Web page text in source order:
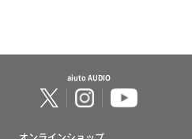
aiuto AUDIO